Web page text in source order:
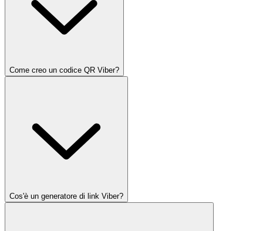
Come creo un codice QR Viber?
Cos'è un generatore di link Viber?